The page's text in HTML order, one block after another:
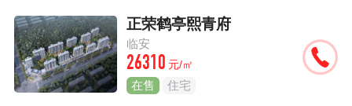
正荣鹤亭熙青府
临安
26310 元/㎡
在售 住宅